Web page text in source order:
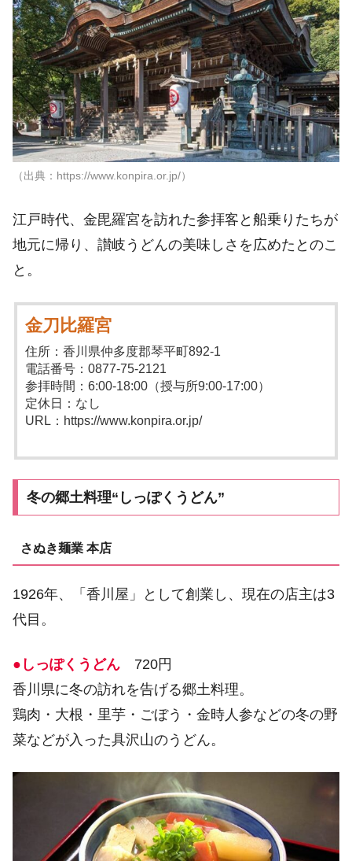
（出典：https://www.konpira.or.jp/）
江戸時代、金毘羅宮を訪れた参拝客と船乗りたちが
地元に帰り、讃岐うどんの美味しさを広めたとのこ
と。
金刀比羅宮
住所：香川県仲多度郡琴平町892-1
電話番号：0877-75-2121
参拝時間：6:00-18:00（授与所9:00-17:00）
定休日：なし
URL：https://www.konpira.or.jp/
冬の郷土料理“しっぽくうどん”
さぬき麺業 本店
1926年、「香川屋」として創業し、現在の店主は3
代目。
●しっぽくうどん 720円
香川県に冬の訪れを告げる郷土料理。
鶏肉・大根・里芋・ごぼう・金時人参などの冬の野
菜などが入った具沢山のうどん。